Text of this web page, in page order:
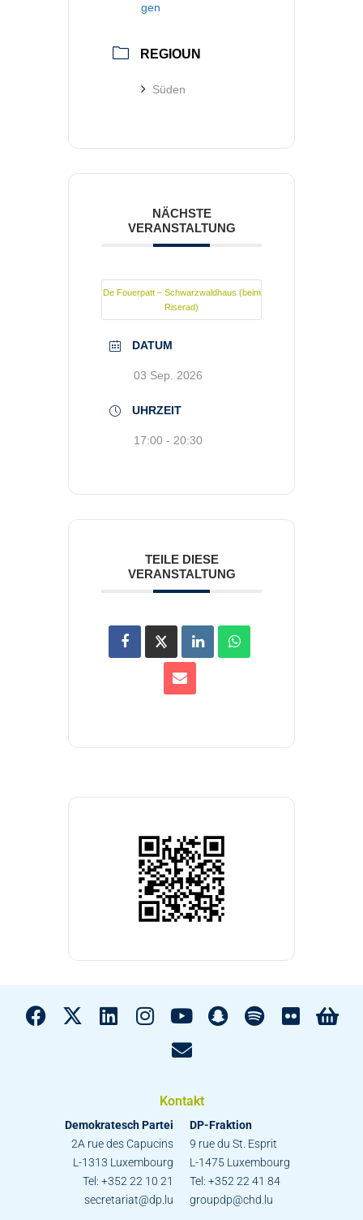
gen
REGIOUN
Süden
NÄCHSTE
VERANSTALTUNG
De Fouerpatt – Schwarzwaldhaus (beim
Riserad)
DATUM
03 Sep. 2026
UHRZEIT
17:00 - 20:30
TEILE DIESE
VERANSTALTUNG
Kontakt
Demokratesch Partei
2A rue des Capucins
L-1313 Luxembourg
Tel: +352 22 10 21
secretariat@dp.lu
DP-Fraktion
9 rue du St. Esprit
L-1475 Luxembourg
Tel: +352 22 41 84
groupdp@chd.lu